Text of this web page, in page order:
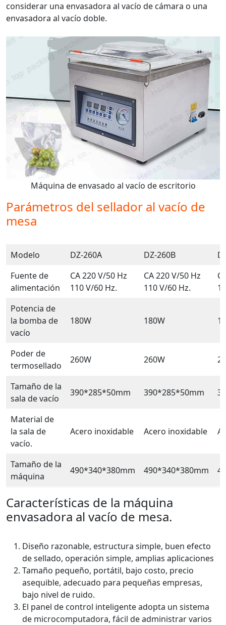
considerar una envasadora al vacío de cámara o una
envasadora al vacío doble.
Máquina de envasado al vacío de escritorio
Parámetros del sellador al vacío de
mesa
Modelo DZ-260A DZ-260B
Fuente de
alimentación
CA 220 V/50 Hz
110 V/60 Hz.
CA 220 V/50 Hz
110 V/60 Hz.
Potencia de
la bomba de
vacío
180W 180W
Poder de
termosellado
260W 260W
Tamaño de la
sala de vacío
390*285*50mm 390*285*50mm
Material de
la sala de
vacío.
Acero inoxidable Acero inoxidable
Tamaño de la
máquina
490*340*380mm 490*340*380mm
Características de la máquina
envasadora al vacío de mesa.
Diseño razonable, estructura simple, buen efecto
de sellado, operación simple, amplias aplicaciones
Tamaño pequeño, portátil, bajo costo, precio
asequible, adecuado para pequeñas empresas,
bajo nivel de ruido.
El panel de control inteligente adopta un sistema
de microcomputadora, fácil de administrar varios